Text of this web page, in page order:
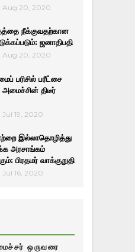
Aug 20, 2020
நீக்குவதற்கான
ஜனாதிபதி
Aug 20, 2020
பரிசில் பரீட்சை
திடீர்
Jul 19, 2020
இல்லாதொழித்து
அரசாங்கம்
பிரதமர் வாக்குறுதி
Jul 16, 2020
ஒருவரை